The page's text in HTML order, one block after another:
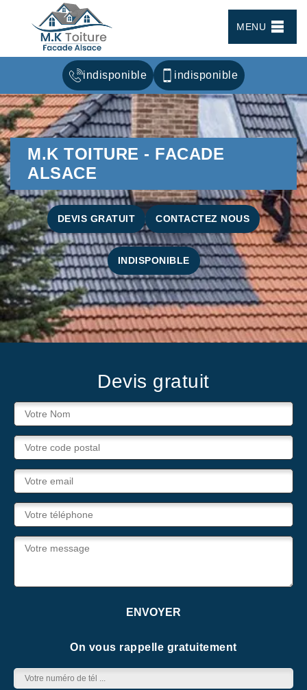
MENU
indisponible indisponible
M.K TOITURE - FACADE
ALSACE
DEVIS GRATUIT CONTACTEZ NOUS
INDISPONIBLE
Devis gratuit
On vous rappelle gratuitement